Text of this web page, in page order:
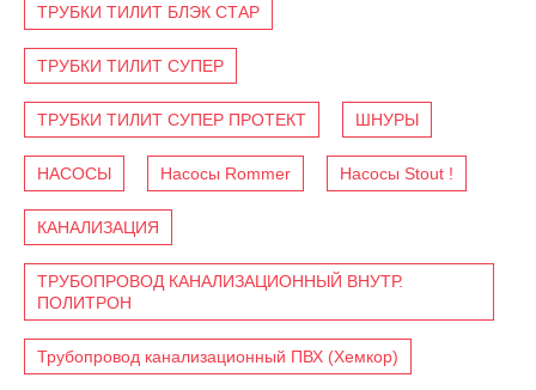
ТРУБКИ ТИЛИТ БЛЭК СТАР
ТРУБКИ ТИЛИТ СУПЕР
ТРУБКИ ТИЛИТ СУПЕР ПРОТЕКТ ШНУРЫ
НАСОСЫ Насосы Rommer Насосы Stout !
КАНАЛИЗАЦИЯ
ТРУБОПРОВОД КАНАЛИЗАЦИОННЫЙ ВНУТР.
ПОЛИТРОН
Трубопровод канализационный ПВХ (Хемкор)